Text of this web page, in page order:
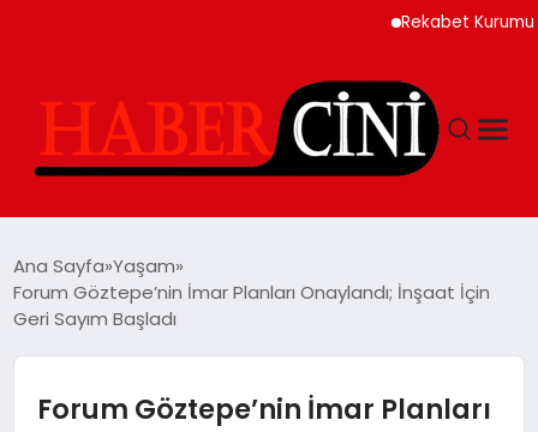
Rekabet Kurumu
YAŞAM
GÜNCEL
Ana Sayfa Yaşam
Forum Göztepe’nin İmar Planları Onaylandı; İnşaat İçin
Geri Sayım Başladı
Forum Göztepe’nin İmar Planları